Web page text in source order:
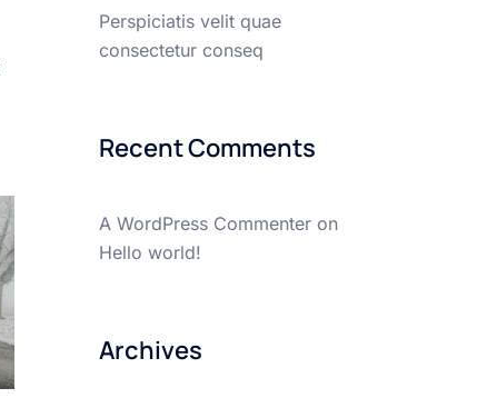
Perspiciatis velit quae
consectetur conseq
Recent Comments
A WordPress Commenteron
Hello world!
Archives